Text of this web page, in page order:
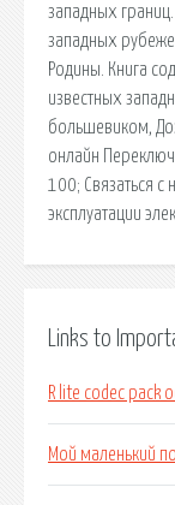
западных
западных
Родины. Книга
известных
большевиком,
онлайн
100; Связаться с
эксплуатации
Links to
R lite codec pack
Мой маленький